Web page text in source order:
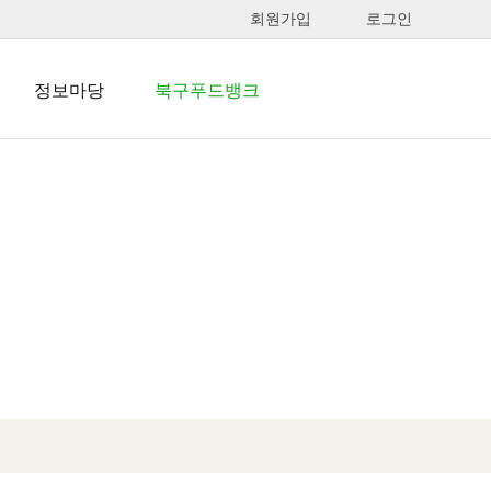
로그인
회원가입
정보마당 북구푸드뱅크